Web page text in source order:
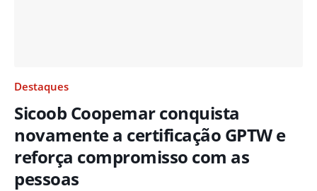
Destaques
Sicoob Coopemar conquista
novamente a certificação GPTW e
reforça compromisso com as
pessoas